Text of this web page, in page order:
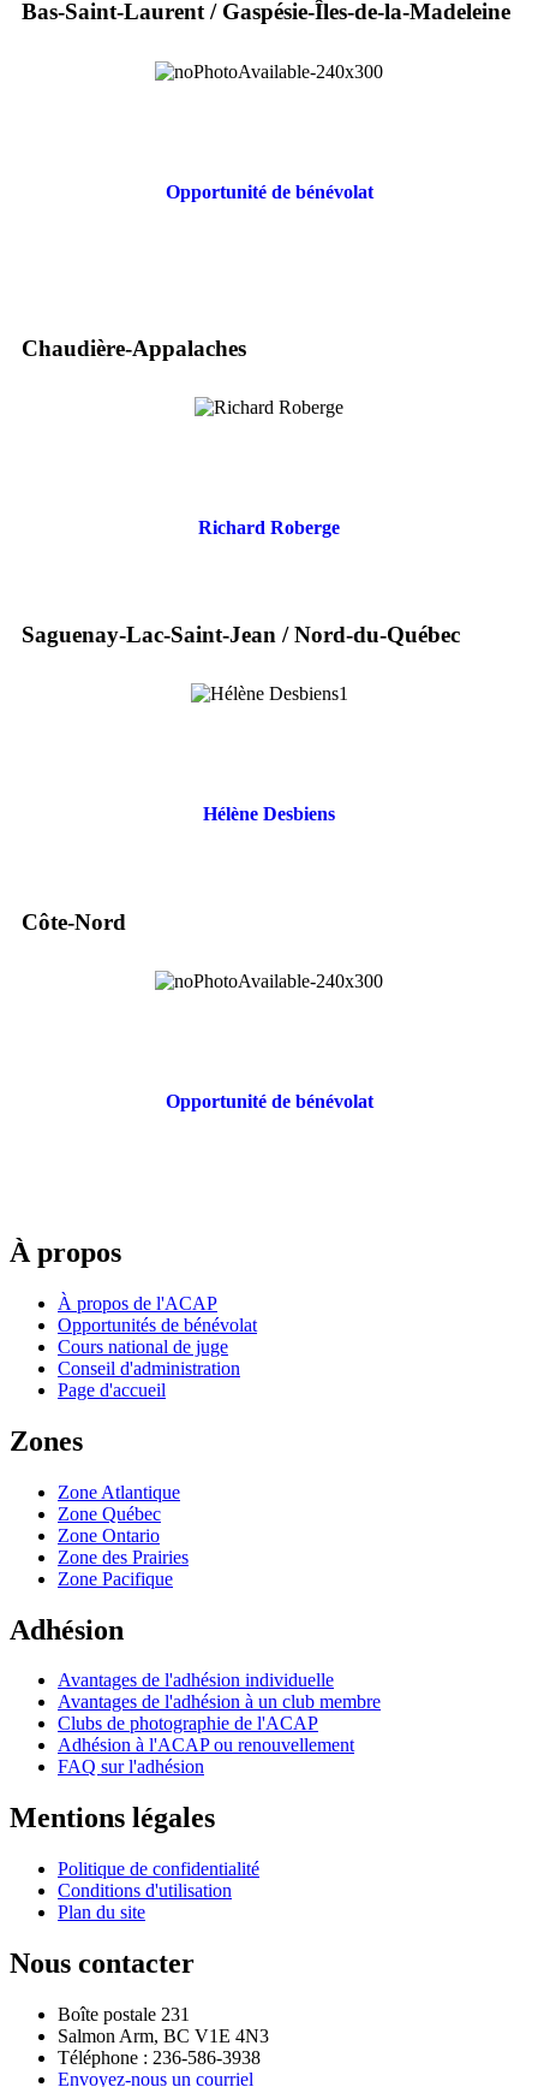
Bas-Saint-Laurent / Gaspésie-Îles-de-la-Madeleine
Opportunité de bénévolat
Chaudière-Appalaches
Richard Roberge
Saguenay-Lac-Saint-Jean / Nord-du-Québec
Hélène Desbiens
Côte-Nord
Opportunité de bénévolat
À propos
À propos de l'ACAP
Opportunités de bénévolat
Cours national de juge
Conseil d'administration
Page d'accueil
Zones
Zone Atlantique
Zone Québec
Zone Ontario
Zone des Prairies
Zone Pacifique
Adhésion
Avantages de l'adhésion individuelle
Avantages de l'adhésion à un club membre
Clubs de photographie de l'ACAP
Adhésion à l'ACAP ou renouvellement
FAQ sur l'adhésion
Mentions légales
Politique de confidentialité
Conditions d'utilisation
Plan du site
Nous contacter
Boîte postale 231
Salmon Arm, BC V1E 4N3
Téléphone : 236-586-3938
Envoyez-nous un courriel